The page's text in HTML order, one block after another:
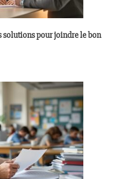
pour joindre le bon